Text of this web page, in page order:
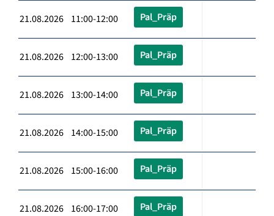
21.08.2026 11:00-12:00 Pal_Präp
21.08.2026 12:00-13:00 Pal_Präp
21.08.2026 13:00-14:00 Pal_Präp
21.08.2026 14:00-15:00 Pal_Präp
21.08.2026 15:00-16:00 Pal_Präp
21.08.2026 16:00-17:00 Pal_Präp